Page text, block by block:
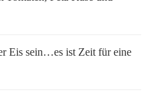
Eis sein…es ist Zeit für eine